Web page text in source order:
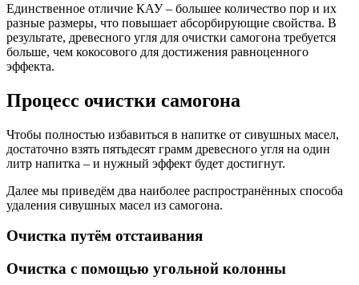
Единственное отличие КАУ – большее количество пор и их
разные размеры, что повышает абсорбирующие свойства. В
результате, древесного угля для очистки самогона требуется
больше, чем кокосового для достижения равноценного
эффекта.
Процесс очистки самогона
Чтобы полностью избавиться в напитке от сивушных масел,
достаточно взять пятьдесят грамм древесного угля на один
литр напитка – и нужный эффект будет достигнут.
Далее мы приведём два наиболее распространённых способа
удаления сивушных масел из самогона.
Очистка путём отстаивания
Очистка с помощью угольной колонны